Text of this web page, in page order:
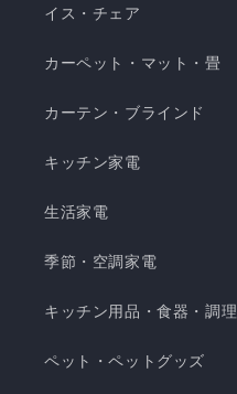
イス・チェア
カーペット・マット・畳
カーテン・ブラインド
キッチン家電
生活家電
季節・空調家電
キッチン用品・食器・調
ペット・ペットグッズ